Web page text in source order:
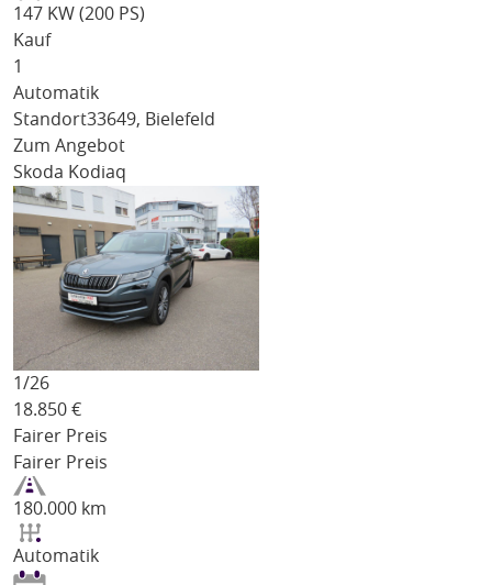
147 KW (200 PS)
Kauf
1
Automatik
Standort33649, Bielefeld
Zum Angebot
Skoda Kodiaq
1/26
18.850 €
Fairer Preis
Fairer Preis
180.000 km
Automatik